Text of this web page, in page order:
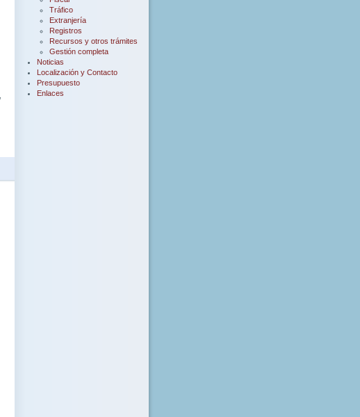
Tráfico
Extranjería
Registros
Recursos y otros trámites
Gestión completa
Noticias
Localización y Contacto
Presupuesto
Enlaces